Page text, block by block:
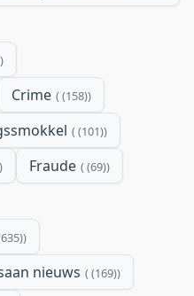
Crime (158)
(101)
Fraude (69)
nieuws (169)